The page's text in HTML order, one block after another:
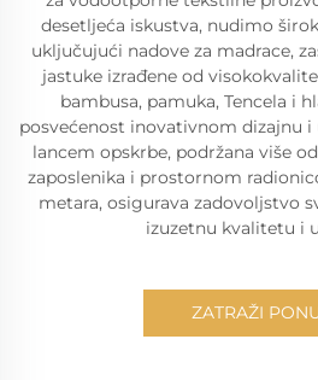
desetljeća iskustva, nudimo
uključujući nadove za madrace,
jastuke izrađene od
bambusa, pamuka, Tencela i
posvećenost inovativnom dizajnu
lancem opskrbe, podržana više
zaposlenika i prostornom
metara, osigurava zadovoljstvo
izuzetnu kvalitetu i
ZATRAŽI